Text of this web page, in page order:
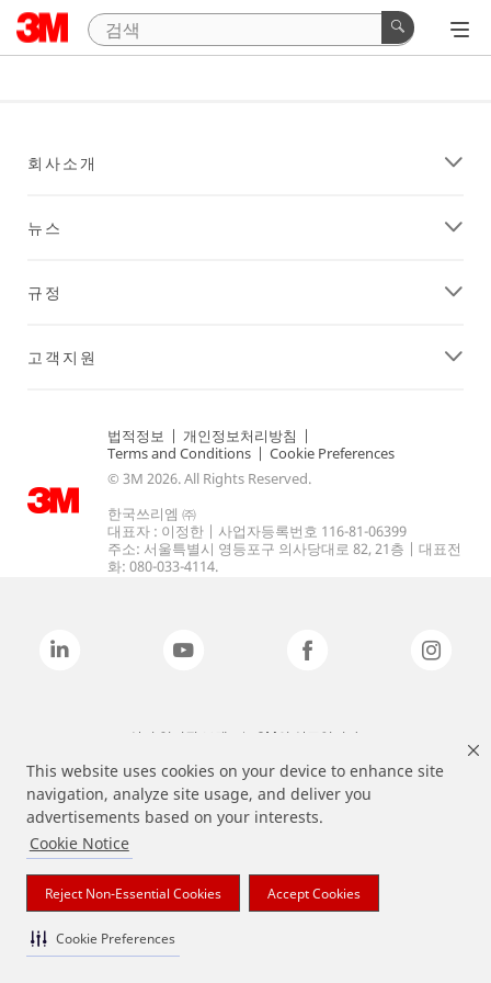
This website uses cookies on your device to enhance site
navigation, analyze site usage, and deliver you
advertisements based on your interests.
Cookie Notice
Reject Non-Essential Cookies Accept Cookies
Cookie Preferences
회사소개
뉴스
규정
고객지원
법적정보 | 개인정보처리방침 |
Terms and Conditions | Cookie Preferences
© 3M 2026. All Rights Reserved.
한국쓰리엠 ㈜
대표자 : 이정한 | 사업자등록번호 116-81-06399
주소: 서울특별시 영등포구 의사당대로 82, 21층 | 대표전
화: 080-033-4114.
상기 열거된 브랜드는 3M의 상표입니다.